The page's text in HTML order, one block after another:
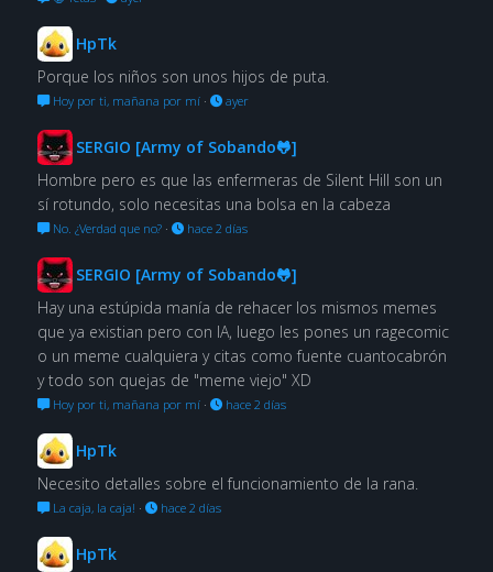
HpTk
Porque los niños son unos hijos de puta.
Hoy por ti, mañana por mí· ayer
SERGIO [Army of Sobando🐸]
Hombre pero es que las enfermeras de Silent Hill son un
sí rotundo, solo necesitas una bolsa en la cabeza
No. ¿Verdad que no?· hace 2 días
SERGIO [Army of Sobando🐸]
Hay una estúpida manía de rehacer los mismos memes
que ya existian pero con IA, luego les pones un ragecomic
o un meme cualquiera y citas como fuente cuantocabrón
y todo son quejas de "meme viejo" XD
Hoy por ti, mañana por mí· hace 2 días
HpTk
Necesito detalles sobre el funcionamiento de la rana.
La caja, la caja! · hace 2 días
HpTk